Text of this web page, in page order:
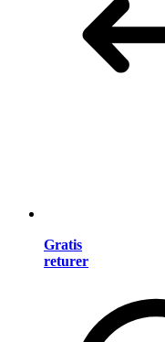
Gratis
returer